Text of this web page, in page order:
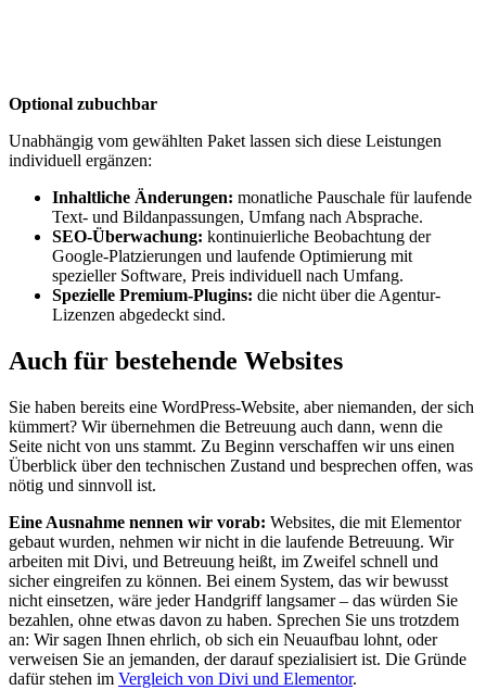
Optional zubuchbar
Unabhängig vom gewählten Paket lassen sich diese Leistungen
individuell ergänzen:
Inhaltliche Änderungen: monatliche Pauschale für laufende
Text- und Bildanpassungen, Umfang nach Absprache.
SEO-Überwachung: kontinuierliche Beobachtung der
Google-Platzierungen und laufende Optimierung mit
spezieller Software, Preis individuell nach Umfang.
Spezielle Premium-Plugins: die nicht über die Agentur-
Lizenzen abgedeckt sind.
Auch für bestehende Websites
Sie haben bereits eine WordPress-Website, aber niemanden, der sich
kümmert? Wir übernehmen die Betreuung auch dann, wenn die
Seite nicht von uns stammt. Zu Beginn verschaffen wir uns einen
Überblick über den technischen Zustand und besprechen offen, was
nötig und sinnvoll ist.
Eine Ausnahme nennen wir vorab: Websites, die mit Elementor
gebaut wurden, nehmen wir nicht in die laufende Betreuung. Wir
arbeiten mit Divi, und Betreuung heißt, im Zweifel schnell und
sicher eingreifen zu können. Bei einem System, das wir bewusst
nicht einsetzen, wäre jeder Handgriff langsamer – das würden Sie
bezahlen, ohne etwas davon zu haben. Sprechen Sie uns trotzdem
an: Wir sagen Ihnen ehrlich, ob sich ein Neuaufbau lohnt, oder
verweisen Sie an jemanden, der darauf spezialisiert ist. Die Gründe
dafür stehen im Vergleich von Divi und Elementor.